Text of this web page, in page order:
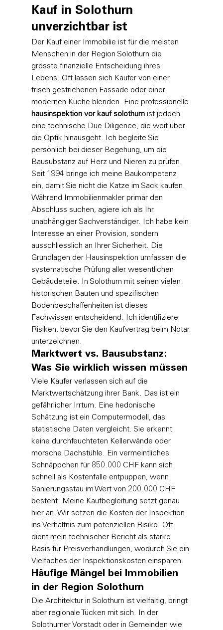
Kauf in Solothurn
unverzichtbar ist
Der Kauf einer Immobilie ist für die meisten
Menschen in der Region Solothurn die
grösste finanzielle Entscheidung ihres
Lebens. Oft lassen sich Käufer von einer
frisch gestrichenen Fassade oder einer
modernen Küche blenden. Eine professionelle
hausinspektion vor kauf solothurn ist jedoch
eine technische Due Diligence, die weit über
die Optik hinausgeht. Ich begleite Sie
persönlich bei dieser Begehung, um die
Bausubstanz auf Herz und Nieren zu prüfen.
Seit 1994 bringe ich meine Baukompetenz
ein, damit Sie nicht die Katze im Sack kaufen.
Während Immobilienmakler primär den
Abschluss suchen, agiere ich als Ihr
unabhängiger Sachverständiger. Ich habe kein
Interesse an einer Provision, sondern
ausschliesslich an Ihrer Sicherheit. Die
Grundlagen der Hausinspektion umfassen die
systematische Prüfung aller wesentlichen
Gebäudeteile. In Solothurn mit seinen vielen
historischen Bauten und spezifischen
Bodenbeschaffenheiten ist dieses
Fachwissen entscheidend. Ich identifiziere
Risiken, bevor Sie den Kaufvertrag beim Notar
unterzeichnen.
Marktwert vs. Bausubstanz:
Was Sie wirklich wissen müssen
Viele Käufer verlassen sich auf die
Marktwertschätzung ihrer Bank. Das ist ein
gefährlicher Irrtum. Eine hedonische
Schätzung ist ein Computermodell, das
statistische Daten vergleicht. Sie erkennt
keine durchfeuchteten Kellerwände oder
morsche Dachstühle. Ein vermeintliches
Schnäppchen für 850.000 CHF kann sich
schnell als Kostenfalle entpuppen, wenn
Sanierungsstau im Wert von 200.000 CHF
besteht. Meine Kaufbegleitung setzt genau
hier an. Wir setzen die Kosten der Inspektion
ins Verhältnis zum potenziellen Risiko. Oft
dient mein technischer Bericht als starke
Basis für Preisverhandlungen, wodurch Sie ein
Vielfaches der Inspektionskosten einsparen.
Häufige Mängel bei Immobilien
in der Region Solothurn
Die Architektur in Solothurn ist vielfältig, bringt
aber regionale Tücken mit sich. In der
Solothurner Vorstadt oder in Gemeinden wie